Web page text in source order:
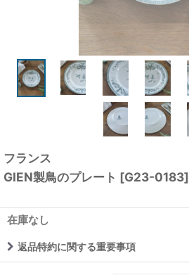
フランス
GIEN製鳥のプレート [G23-0183]
在庫なし
返品特約に関する重要事項